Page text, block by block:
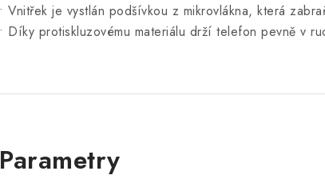
• Vnitřek je vystlán podšívkou z mikrovlákna, která
• Díky protiskluzovému materiálu drží telefon pevně v